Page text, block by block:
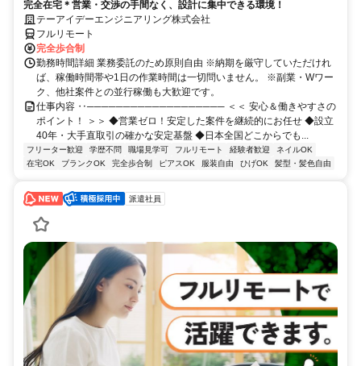
完全在宅＊営業・交渉の手間なく、設計に集中できる環境！
テーアイデーエンジニアリング株式会社
フルリモート
完全歩合制
勤務時間詳細 業務委託のため原則自由 ※納期を厳守していただけれ
ば、稼働時間帯や1日の作業時間は一切問いません。 ※副業・Wワー
ク、他社案件との並行稼働も大歓迎です。
仕事内容 ‥─────────────────── ＜＜ 安心＆働きやすさの
ポイント！ ＞＞ ◆営業ゼロ！安定した案件を継続的にお任せ ◆設立
40年・大手直取引の確かな安定基盤 ◆日本全国どこからでも...
フリーター歓迎 学歴不問 職場見学可 フルリモート 経験者歓迎
ネイルOK
在宅OK
ブランクOK 完全歩合制 ピアスOK 服装自由 ひげOK 髪型・髪色自由
派遣社員